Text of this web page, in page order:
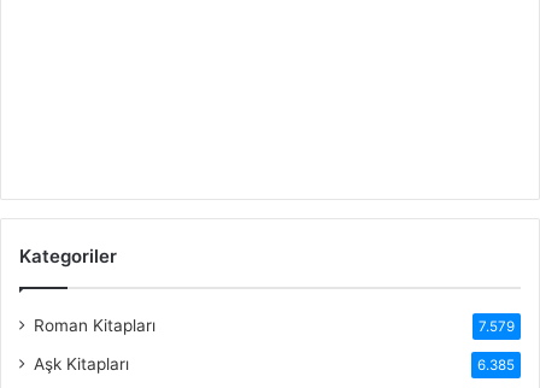
Kategoriler
Roman Kitapları 7.579
Aşk Kitapları 6.385